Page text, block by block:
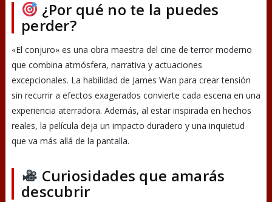
¿Por qué no te la puedes
perder?
«El conjuro» es una obra maestra del cine de terror moderno
que combina atmósfera, narrativa y actuaciones
excepcionales. La habilidad de James Wan para crear tensión
sin recurrir a efectos exagerados convierte cada escena en una
experiencia aterradora. Además, al estar inspirada en hechos
reales, la película deja un impacto duradero y una inquietud
que va más allá de la pantalla.
Curiosidades que amarás
descubrir